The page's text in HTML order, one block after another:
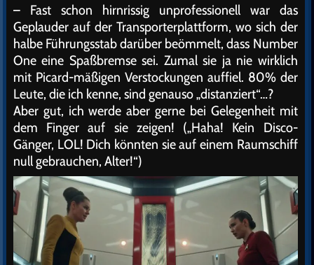
– Fast schon hirnrissig unprofessionell war das
Geplauder auf der Transporterplattform, wo sich der
halbe Führungsstab darüber beömmelt, dass Number
One eine Spaßbremse sei. Zumal sie ja nie wirklich
mit Picard-mäßigen Verstockungen auffiel. 80% der
Leute, die ich kenne, sind genauso „distanziert“…?
Aber gut, ich werde aber gerne bei Gelegenheit mit
dem Finger auf sie zeigen! („Haha! Kein Disco-
Gänger, LOL! Dich könnten sie auf einem Raumschiff
null gebrauchen, Alter!“)